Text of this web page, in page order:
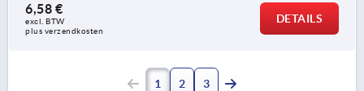
6,58 €
excl. BTW
plus verzendkosten
DETAILS
1 2 3